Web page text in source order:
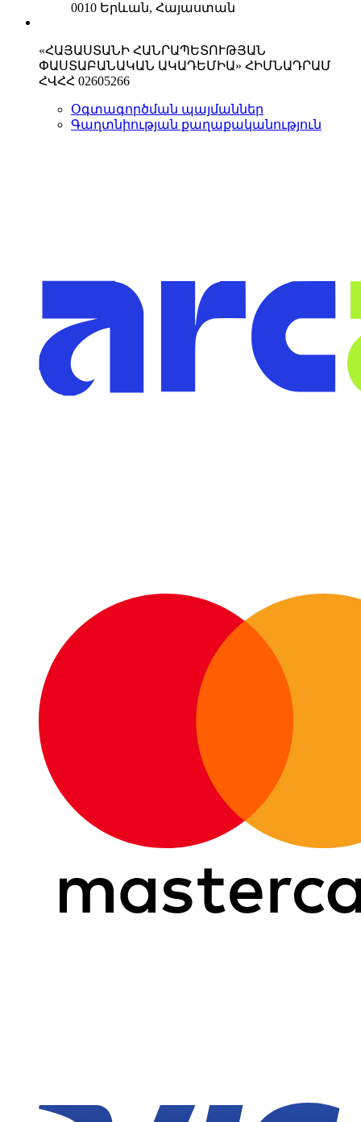
0010 Երևան, Հայաստան
«ՀԱՅԱՍՏԱՆԻ ՀԱՆՐԱՊԵՏՈՒԹՅԱՆ
ՓԱՍՏԱԲԱՆԱԿԱՆ ԱԿԱԴԵՄԻԱ» ՀԻՄՆԱԴՐԱՄ
ՀՎՀՀ 02605266
Օգտագործման պայմաններ
Գաղտնիության քաղաքականություն